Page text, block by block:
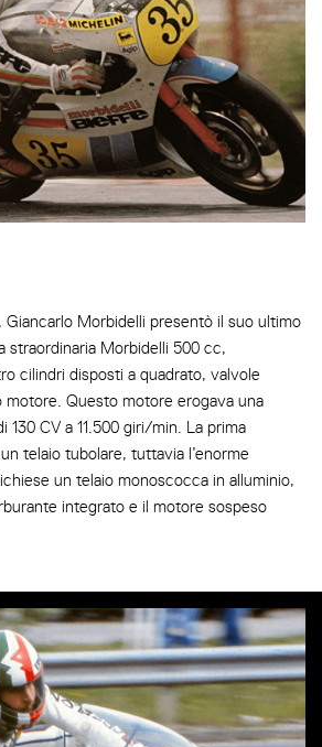
Giancarlo Morbidelli presentò il suo ultimo
straordinaria Morbidelli 500 cc,
cilindri disposti a quadrato, valvole
motore. Questo motore erogava una
130 CV a 11.500 giri/min. La prima
telaio tubolare, tuttavia l’enorme
un telaio monoscocca in alluminio,
integrato e il motore sospeso